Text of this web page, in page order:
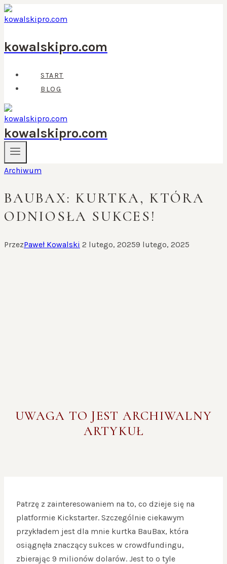
Przejdź
do
kowalskipro.com
START
BLOG
kowalskipro.com
Archiwum
BAUBAX: KURTKA, KTÓRA
ODNIOSŁA SUKCES!
PrzezPaweł Kowalski 2 lutego, 20259 lutego, 2025
UWAGA TO JEST ARCHIWALNY
ARTYKUŁ
Patrzę z zainteresowaniem na to, co dzieje się na
platformie Kickstarter. Szczególnie ciekawym
przykładem jest dla mnie kurtka BauBax, która
osiągnęła znaczący sukces w crowdfundingu,
zbierając 9 milionów dolarów. Jest to o tyle